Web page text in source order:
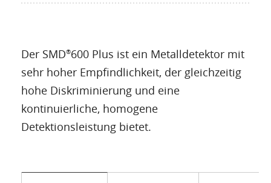
Der SMD®600 Plus ist ein Metalldetektor mit
sehr hoher Empfindlichkeit, der gleichzeitig
hohe Diskriminierung und eine
kontinuierliche, homogene
Detektionsleistung bietet.